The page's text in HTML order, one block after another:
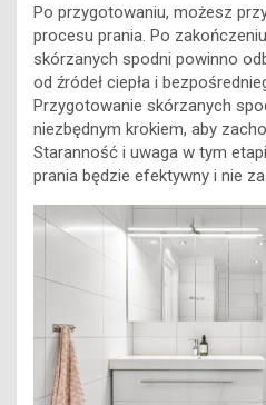
Po przygotowaniu, możesz
procesu prania. Po
skórzanych spodni powinno
od źródeł ciepła i
Przygotowanie skórzanych
niezbędnym krokiem, aby
Staranność i uwaga w tym
prania będzie efektywny i nie